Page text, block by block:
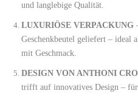
und langlebige Qualität.
LUXURIÖSE VERPACKUNG
Geschenkbeutel geliefert – ideal
mit Geschmack.
DESIGN VON ANTHONI
trifft auf innovatives Design –